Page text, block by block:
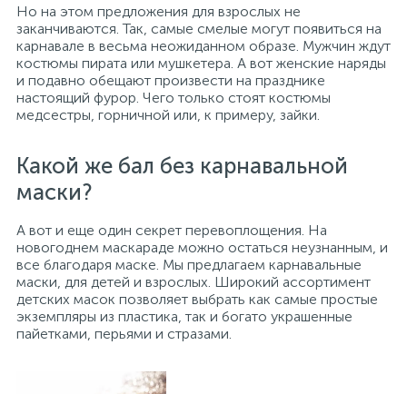
Но на этом предложения для взрослых не
заканчиваются. Так, самые смелые могут появиться на
карнавале в весьма неожиданном образе. Мужчин ждут
костюмы пирата или мушкетера. А вот женские наряды
и подавно обещают произвести на празднике
настоящий фурор. Чего только стоят костюмы
медсестры, горничной или, к примеру, зайки.
Какой же бал без карнавальной
маски?
А вот и еще один секрет перевоплощения. На
новогоднем маскараде можно остаться неузнанным, и
все благодаря маске. Мы предлагаем карнавальные
маски, для детей и взрослых. Широкий ассортимент
детских масок позволяет выбрать как самые простые
экземпляры из пластика, так и богато украшенные
пайетками, перьями и стразами.